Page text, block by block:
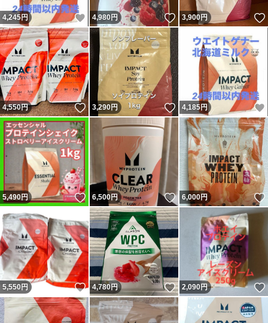
4,245円 いいね！
4,980円 いいね！
3,900円
4,550円 いいね！
3,290円 いいね！
4,185円
5,490円 いいね！
6,500円 いいね！
6,000円
5,550 円 いいね！
4,780円 いいね！
2,090円